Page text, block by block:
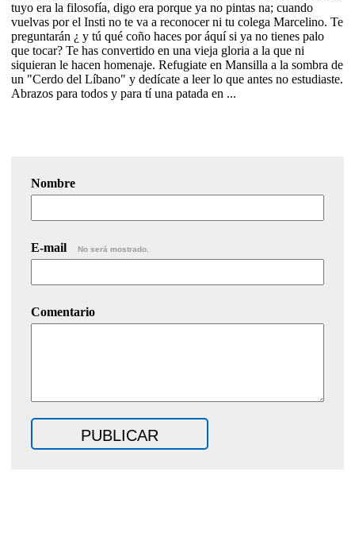
tuyo era la filosofía, digo era porque ya no pintas na; cuando
vuelvas por el Insti no te va a reconocer ni tu colega Marcelino. Te
preguntarán ¿ y tú qué coño haces por áquí si ya no tienes palo
que tocar? Te has convertido en una vieja gloria a la que ni
siquieran le hacen homenaje. Refugiate en Mansilla a la sombra de
un "Cerdo del Líbano" y dedícate a leer lo que antes no estudiaste.
Abrazos para todos y para tí una patada en ...
Nombre
E-mail No será mostrado.
Comentario